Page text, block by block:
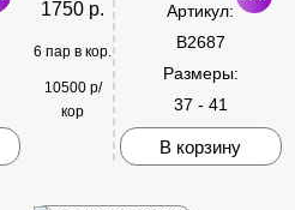
1750 р.
6 пар в кор.
10500 р/
кор
Артикул:
B2687
Размеры:
37 - 41
В корзину